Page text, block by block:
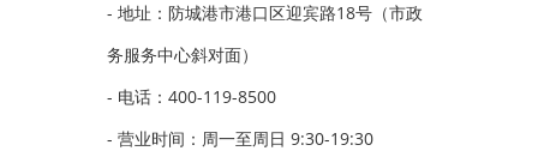
- 地址：防城港市港口区迎宾路18号（市政
务服务中心斜对面）
- 电话：400-119-8500
- 营业时间：周一至周日 9:30-19:30